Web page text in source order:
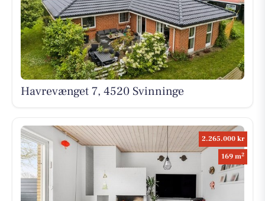
Havrevænget 7, 4520 Svinninge
2.265.000 kr
169 m2